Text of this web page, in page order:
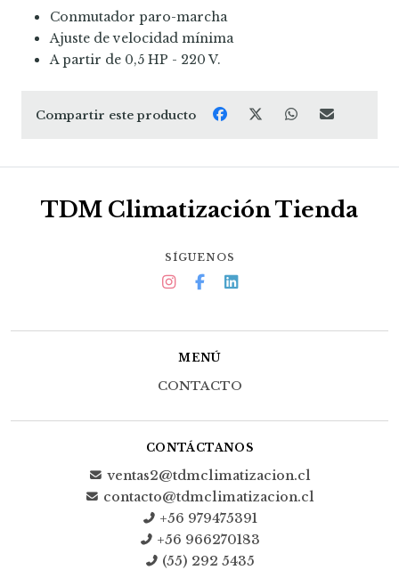
Conmutador paro-marcha
Ajuste de velocidad mínima
A partir de 0,5 HP - 220 V.
Compartir este producto
TDM Climatización Tienda
SÍGUENOS
MENÚ
CONTACTO
CONTÁCTANOS
ventas2@tdmclimatizacion.cl
contacto@tdmclimatizacion.cl
+56 979475391
+56 966270183
(55) 292 5435